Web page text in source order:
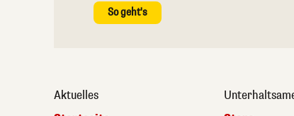
So geht's
Aktuelles